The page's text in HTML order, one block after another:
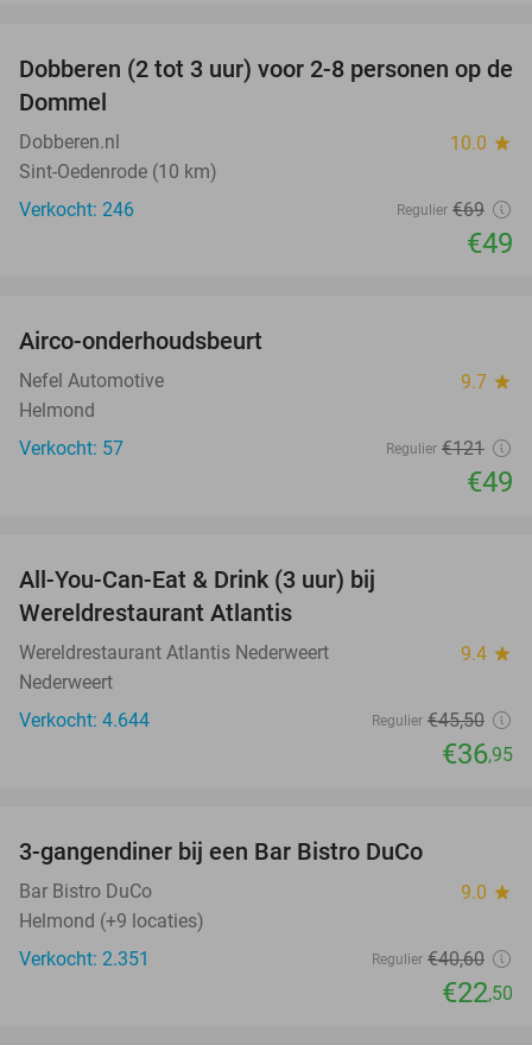
29%
Dobberen (2 tot 3 uur) voor 2-8 personen op de
Dommel
Dobberen.nl 10.0 star
Sint-Oedenrode (10 km)
Verkocht: 246
Regulier €69
€49
Airco-onderhoudsbeurt
Nefel Automotive 9.7 star
Helmond
Verkocht: 57
Regulier €121
€49
All-You-Can-Eat & Drink (3 uur) bij
Wereldrestaurant Atlantis
Wereldrestaurant Atlantis Nederweert 9.4 star
Nederweert
Verkocht: 4.644
Regulier €45,50
€36,95
3-gangendiner bij een Bar Bistro DuCo
Bar Bistro DuCo 9.0 star
Helmond (+9 locaties)
Verkocht: 2.351
Regulier €40,60
€22,50